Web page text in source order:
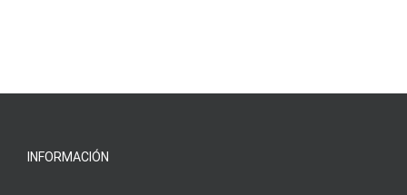
erfordert
INFORMACIÓN